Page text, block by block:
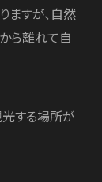
ますが、自然
ら離れて自
する場所が